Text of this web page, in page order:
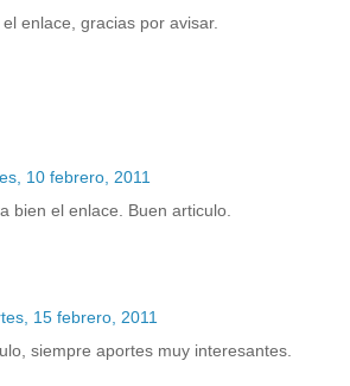
enlace, gracias por avisar.
10 febrero, 2011
bien el enlace. Buen articulo.
15 febrero, 2011
siempre aportes muy interesantes.